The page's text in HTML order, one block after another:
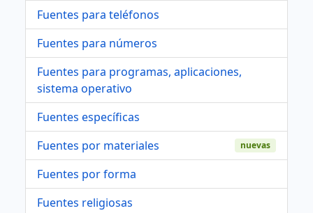
Fuentes para teléfonos
Fuentes para números
Fuentes para programas, aplicaciones,
sistema operativo
Fuentes específicas
Fuentes por materiales
nuevas
Fuentes por forma
Fuentes religiosas